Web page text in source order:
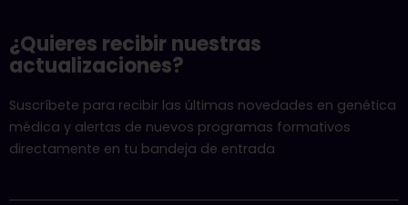
¿Quieres recibir nuestras
actualizaciones?
Suscríbete para recibir las últimas novedades en genética
médica y alertas de nuevos programas formativos
directamente en tu bandeja de entrada